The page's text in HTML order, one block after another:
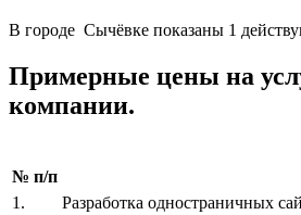
В городе Сычёвке показаны 1
Примерные цены на
компании.
№ п/п
1.
Разработка одностраничных